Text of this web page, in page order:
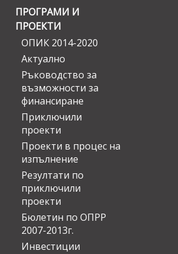
ПРОГРАМИ И
ПРОЕКТИ
ОПИК 2014-2020
Актуално
Ръководство за
възможности за
финансиране
Приключили
проекти
Проекти в процес на
изпълнение
Резултати по
приключили
проекти
Бюлетин по ОПРР
2007-2013г.
Инвестиции